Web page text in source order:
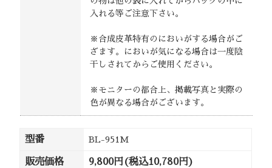
入れる等ご注意下さい。
※合成皮革特有のにおいがする場合がご
ざます。においが気になる場合は一度陰
干しされてからご使用ください。
※モニターの都合上、掲載写真と実際の
色が異なる場合がございます。
型番 BL-951M
販売価格 9,800円(税込10,780円)